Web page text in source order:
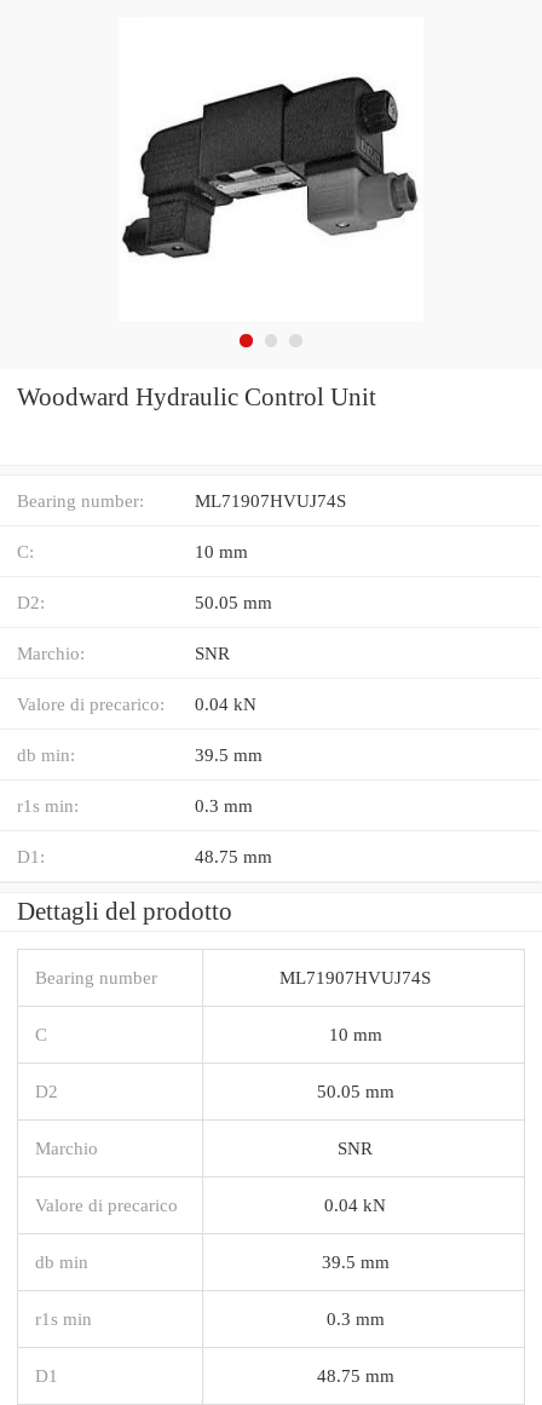
Woodward Hydraulic Control Unit
Bearing number: ML71907HVUJ74S
C: 10 mm
D2: 50.05 mm
Marchio: SNR
Valore di precarico: 0.04 kN
db min: 39.5 mm
r1s min: 0.3 mm
D1: 48.75 mm
Dettagli del prodotto
Bearing number ML71907HVUJ74S
C 10 mm
D2 50.05 mm
Marchio SNR
Valore di precarico 0.04 kN
db min 39.5 mm
r1s min 0.3 mm
D1 48.75 mm